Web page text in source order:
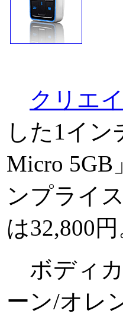
クリエ
した1イン
Micro
ンプライ
は32,800
ボディカ
ーン/オレ